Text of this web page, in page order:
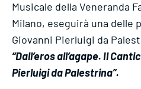
Musicale della Veneranda
Milano, eseguirà una delle
Giovanni Pierluigi da
“Dall’eros all’agape. Il
Pierluigi da Palestrina”.